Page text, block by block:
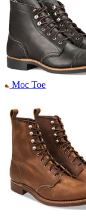
Moc Toe